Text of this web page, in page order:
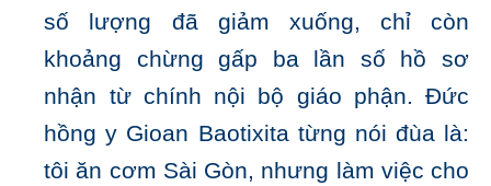
số lượng đã giảm xuống, chỉ còn
khoảng chừng gấp ba lần số hồ sơ
nhận từ chính nội bộ giáo phận. Đức
hồng y Gioan Baotixita từng nói đùa là:
tôi ăn cơm Sài Gòn, nhưng làm việc cho